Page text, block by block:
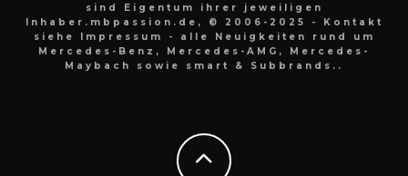
sind Eigentum ihrer jeweiligen
Inhaber.mbpassion.de, © 2006-2025 - Kontakt
siehe Impressum - alle Neuigkeiten rund um
Mercedes-Benz, Mercedes-AMG, Mercedes-
Maybach sowie smart & Subbrands..